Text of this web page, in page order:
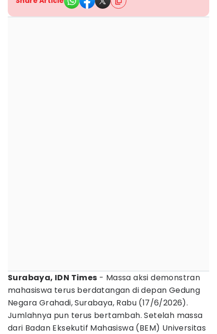
Surabaya, IDN Times - Massa aksi demonstran
mahasiswa terus berdatangan di depan Gedung
Negara Grahadi, Surabaya, Rabu (17/6/2026).
Jumlahnya pun terus bertambah. Setelah massa
dari Badan Eksekutif Mahasiswa (BEM) Universitas